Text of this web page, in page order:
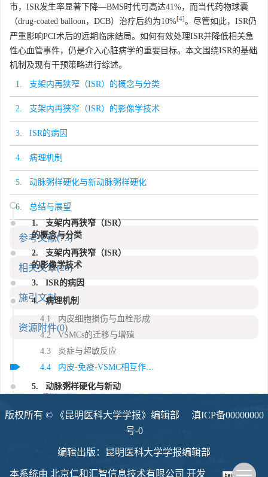
市，ISR发生率显著下降—BMS时代可高达41%，而当代药物球囊
（drug-coated balloon，DCB）治疗后约为10%[4]。尽管如此，ISR仍
严重影响PCI术后的远期临床结局。如何有效处理ISR并降低相关急
性心血管事件，仍是介入心脏病学的重要目标。本文围绕ISR的基础
机制及现有干预策略进行综述。
1. 支架内再狭窄（ISR）的概念与分类
2. 支架内再狭窄（ISR）的影像学技术
3. ISR的病因
4. 病理机制
5. 动脉粥样硬化与新动脉粥样硬化
6. 总结与展望
参考文献(73)
相关文章(20)
施引文献
资源附件(0)
1. 支架内再狭窄（ISR）
的概念与分类
2. 支架内再狭窄（ISR）
的影像学技术
3. ISR的病因
4. 病理机制
4.1 内皮细胞损伤与血栓形成
4.2 VSMCs的迁移与增殖
4.3 炎症与超敏反应
4.4 内皮-免疫-VSMC相互作用在ISR发生发展中的作用
5. 动脉粥样硬化与新动
6. 总结与展望
版权所有 © 《昆明医科大学学报》编辑部 滇ICP备00000000
号-0
编辑出版：昆明医科大学学报编辑部
本系统由 北京仁和汇智信息技术有限公司 开发